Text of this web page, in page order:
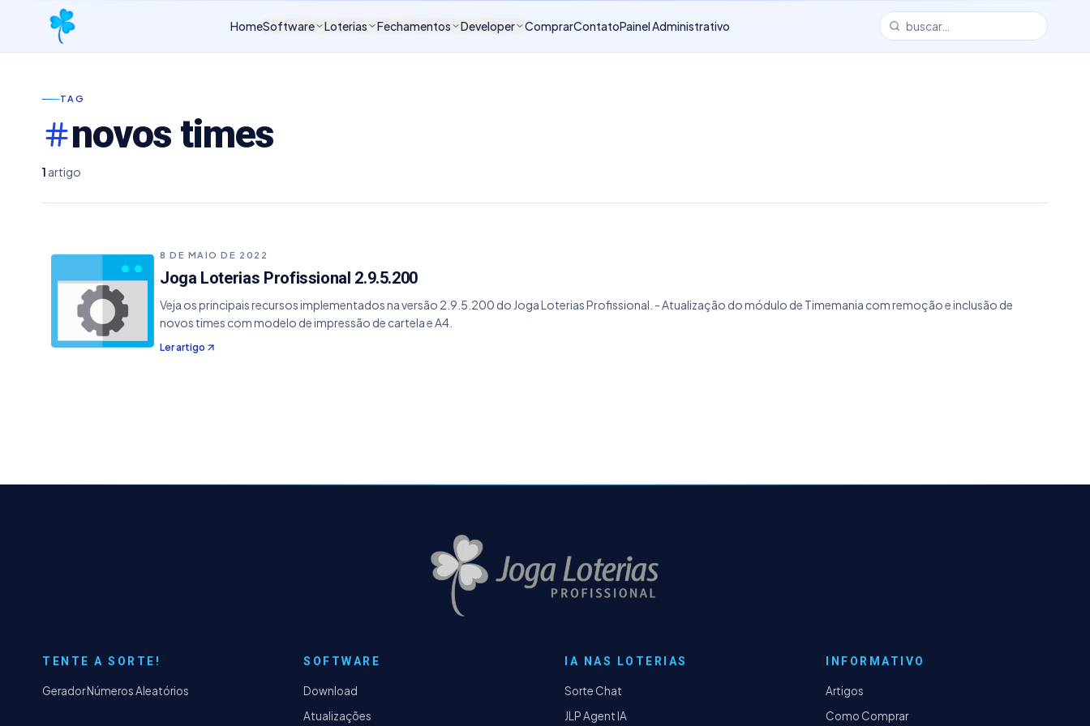
HomeSoftware Loterias Fechamentos Developer ComprarContatoPainel Administrativo
TAG
novos times
1 artigo
8 DE MAIO DE 2022
Joga Loterias Profissional 2.9.5.200
Veja os principais recursos implementados na versão 2.9.5.200 do Joga Loterias Profissional. - Atualização do módulo de Timemania com remoção e inclusão de
novos times com modelo de impressão de cartela e A4.
Ler artigo
TENTE A SORTE!
Gerador Números Aleatórios
SOFTWARE
Download
Atualizações
IA NAS LOTERIAS
Sorte Chat
JLP Agent IA
INFORMATIVO
Artigos
Como Comprar